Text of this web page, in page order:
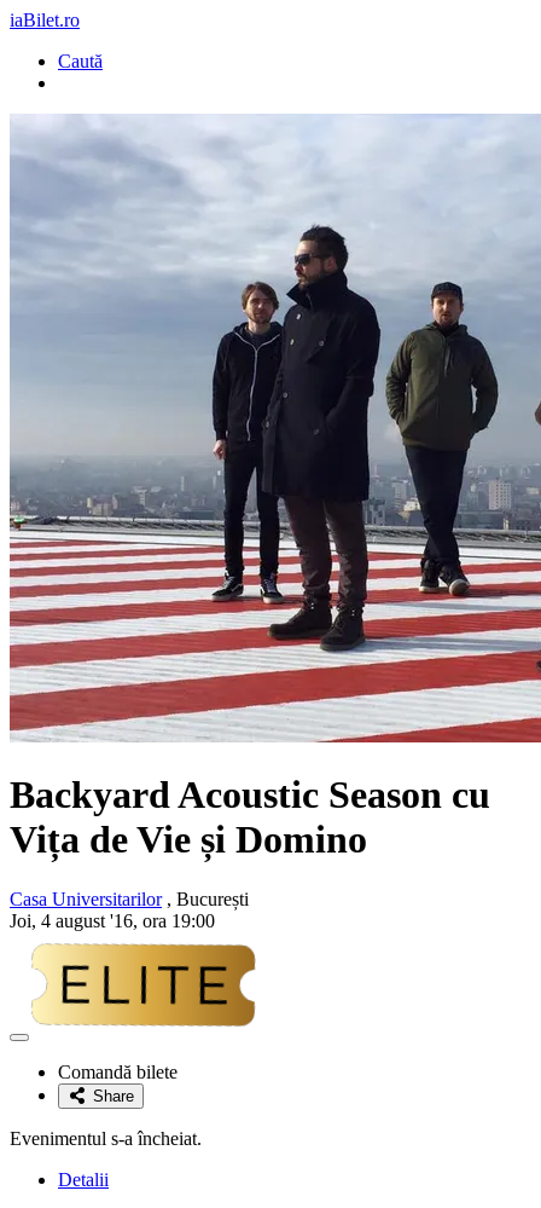
iaBilet.ro
Caută
Backyard Acoustic Season cu
Vița de Vie și Domino
Casa Universitarilor, București
Joi, 4 august '16, ora 19:00
Adaugă
favoriteComandă bilete
Share
Evenimentul s-a încheiat.
Detalii